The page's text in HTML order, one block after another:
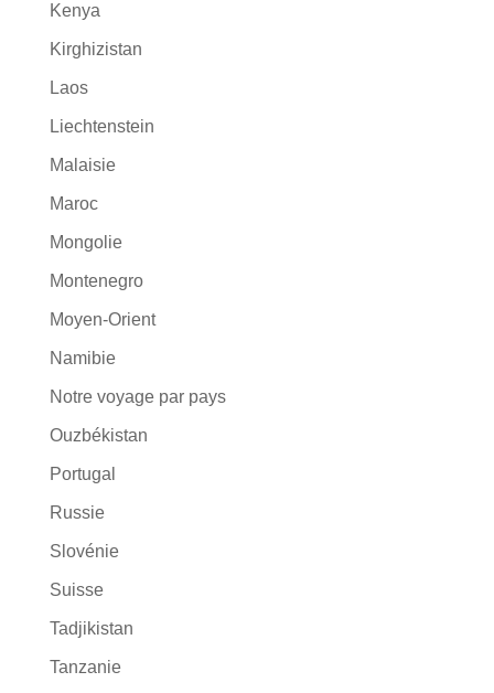
Kenya
Kirghizistan
Laos
Liechtenstein
Malaisie
Maroc
Mongolie
Montenegro
Moyen-Orient
Namibie
Notre voyage par pays
Ouzbékistan
Portugal
Russie
Slovénie
Suisse
Tadjikistan
Tanzanie